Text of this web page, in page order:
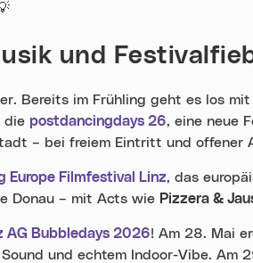
und
Bereits im Frühling geht es los mit
die postdancingdays 26, eine neue
– bei freiem Eintritt und offener
Europe Filmfestival Linz, das
Donau – mit Acts wie Pizzera &
AG Bubbledays 2026! Am 28. Mai
und echtem Indoor-Vibe. Am